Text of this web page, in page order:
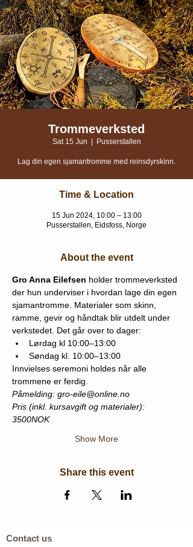
Trommeverksted
Sat 15 Jun
  |
Pusserstallen
Lag din egen sjamantromme med reinsdyrskinn.
Time & Location
15 Jun 2024, 10:00 – 13:00
Pusserstallen, Eidsfoss, Norge
About the event
Gro Anna Eilefsen holder trommeverksted
der hun underviser i hvordan lage din egen
sjamantromme. Materialer som skinn,
ramme, gevir og håndtak blir utdelt under
verkstedet. Det går over to dager:
Lørdag kl 10:00–13:00
Søndag kl. 10:00–13:00
Innvielses seremoni holdes når alle
trommene er ferdig.
Påmelding: gro-eile@online.no
Pris (inkl. kursavgift og materialer):
3500NOK
Show More
Share this event
Contact us